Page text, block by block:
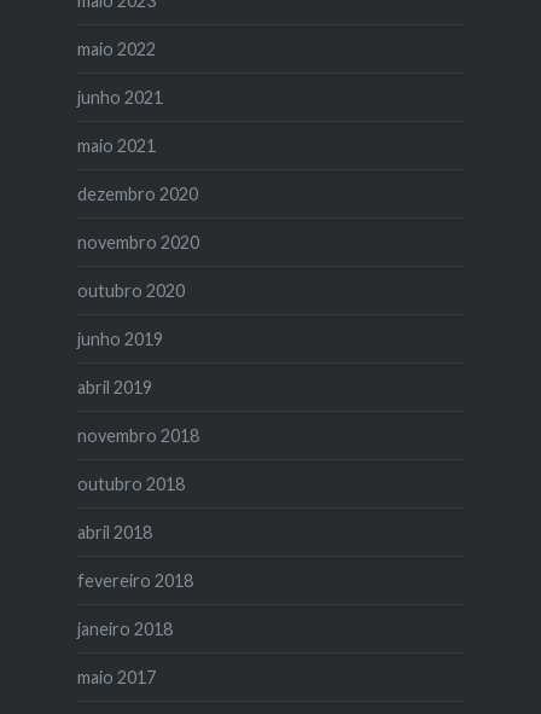
maio 2022
junho 2021
maio 2021
dezembro 2020
novembro 2020
outubro 2020
junho 2019
abril 2019
novembro 2018
outubro 2018
abril 2018
fevereiro 2018
janeiro 2018
maio 2017